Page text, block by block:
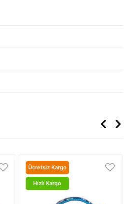
Ücretsiz Kargo
Hızlı Kargo